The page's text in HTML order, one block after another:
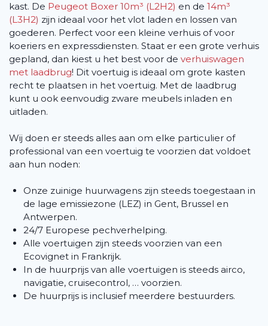
kast. De Peugeot Boxer 10m³ (L2H2) en de 14m³
(L3H2) zijn ideaal voor het vlot laden en lossen van
goederen. Perfect voor een kleine verhuis of voor
koeriers en expressdiensten. Staat er een grote verhuis
gepland, dan kiest u het best voor de verhuiswagen
met laadbrug! Dit voertuig is ideaal om grote kasten
recht te plaatsen in het voertuig. Met de laadbrug
kunt u ook eenvoudig zware meubels inladen en
uitladen.
Wij doen er steeds alles aan om elke particulier of
professional van een voertuig te voorzien dat voldoet
aan hun noden:
Onze zuinige huurwagens zijn steeds toegestaan in
de lage emissiezone (LEZ) in Gent, Brussel en
Antwerpen.
24/7 Europese pechverhelping.
Alle voertuigen zijn steeds voorzien van een
Ecovignet in Frankrijk.
In de huurprijs van alle voertuigen is steeds airco,
navigatie, cruisecontrol, … voorzien.
De huurprijs is inclusief meerdere bestuurders.